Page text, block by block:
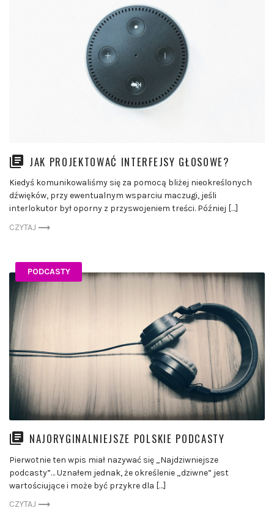
JAK PROJEKTOWAĆ INTERFEJSY GŁOSOWE?
Kiedyś komunikowaliśmy się za pomocą bliżej nieokreślonych
dźwięków, przy ewentualnym wsparciu maczugi, jeśli
interlokutor był oporny z przyswojeniem treści. Później […]
CZYTAJ
PODCASTY
NAJORYGINALNIEJSZE POLSKIE PODCASTY
Pierwotnie ten wpis miał nazywać się „Najdziwniejsze
podcasty”… Uznałem jednak, że określenie „dziwne” jest
wartościujące i może być przykre dla […]
CZYTAJ